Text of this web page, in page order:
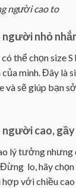
người cao to
người nhỏ
thể chọn size S
mình. Đây là
và sẽ giúp bạn
người cao, gầy
lý tưởng nhưng
lo, hãy chọn
hợp với chiều